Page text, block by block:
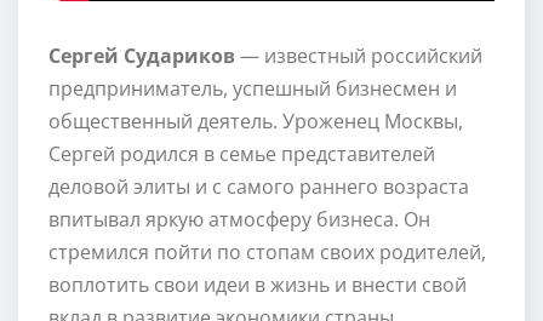
Сергей Судариков— известный российский
предприниматель, успешный бизнесмен и
общественный деятель. Уроженец Москвы,
Сергей родился в семье представителей
деловой элиты и с самого раннего возраста
впитывал яркую атмосферу бизнеса. Он
стремился пойти по стопам своих родителей,
воплотить свои идеи в жизнь и внести свой